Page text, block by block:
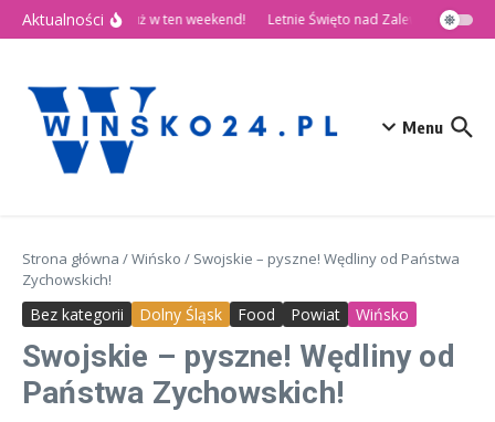
Przejdź do treści
Aktualności
🎉 Dni Wińska 2026 już w ten weekend! Letnie Święto nad Zalewem Słup
Menu
Strona główna /Wińsko / Swojskie – pyszne! Wędliny od Państwa
Zychowskich!
Bez kategorii Dolny Śląsk Food Powiat Wińsko
Swojskie – pyszne! Wędliny od
Państwa Zychowskich!